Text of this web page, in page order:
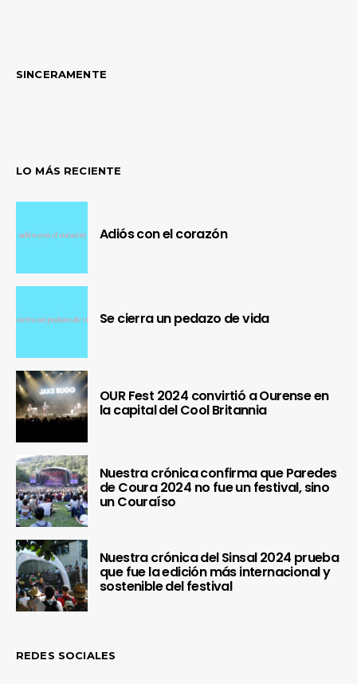
SINCERAMENTE
LO MÁS RECIENTE
Adiós con el corazón
Se cierra un pedazo de vida
OUR Fest 2024 convirtió a Ourense en
la capital del Cool Britannia
Nuestra crónica confirma que Paredes
de Coura 2024 no fue un festival, sino
un Couraíso
Nuestra crónica del Sinsal 2024 prueba
que fue la edición más internacional y
sostenible del festival
REDES SOCIALES